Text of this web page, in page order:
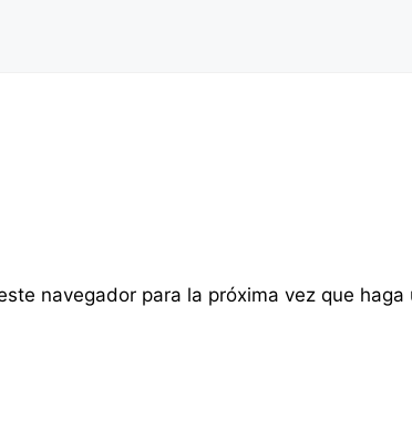
navegador para la próxima vez que haga